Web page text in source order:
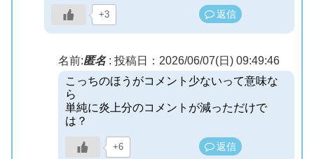
+3 返信
名前:匿名: 投稿日：2026/06/07(日) 09:49:46
こっちのほうがコメント少ないって意味な
ら
単純に炎上分のコメントが減っただけで
は？
+6 返信